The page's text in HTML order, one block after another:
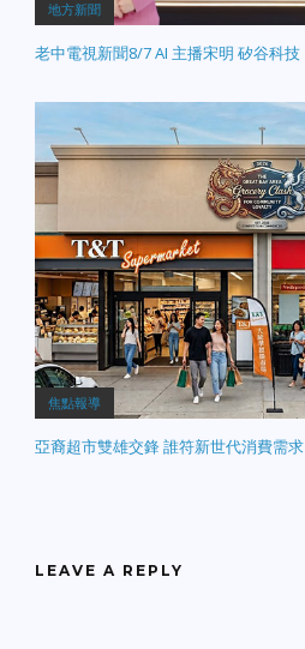
地方新聞
老中電視新聞8/7 AI 主播宋明 矽谷科技
焦點報導
亞裔超市雙雄交鋒 誰符新世代消費需求
LEAVE A REPLY